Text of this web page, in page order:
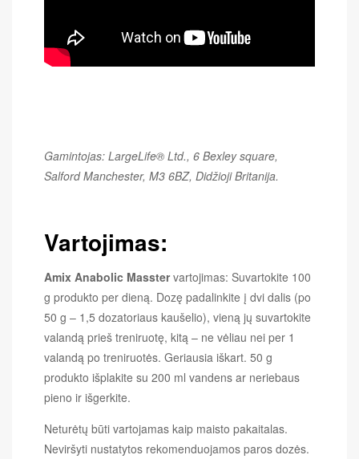
Gamintojas: LargeLife® Ltd., 6 Bexley square,
Salford Manchester, M3 6BZ, Didžioji Britanija.
Vartojimas:
Amix Anabolic Masstervartojimas: Suvartokite 100
g produkto per dieną. Dozę padalinkite į dvi dalis (po
50 g – 1,5 dozatoriaus kaušelio), vieną jų suvartokite
valandą prieš treniruotę, kitą – ne vėliau nei per 1
valandą po treniruotės. Geriausia iškart. 50 g
produkto išplakite su 200 ml vandens ar neriebaus
pieno ir išgerkite.
Neturėtų būti vartojamas kaip maisto pakaitalas.
Neviršyti nustatytos rekomenduojamos paros dozės.